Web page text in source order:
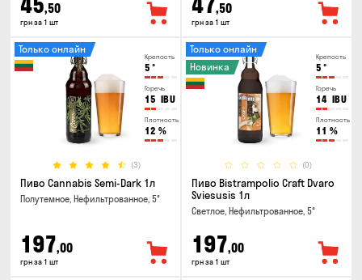
,50
грн за 1 шт
,50
грн за 1 шт
Крепость
5 °
Горечь
15 IBU
Плотность
12 %
(3)
Только онлайн
Пиво Cannabis Semi-Dark 1л
Полутемное, Нефильтрованное, 5°
197,00
грн за 1 шт
Крепость
5 °
Горечь
14 IBU
Плотность
11 %
(0)
Только онлайн
Новинка
Пиво Bistrampolio Craft Dvaro
Sviesusis 1л
Светлое, Нефильтрованное, 5°
197,00
грн за 1 шт